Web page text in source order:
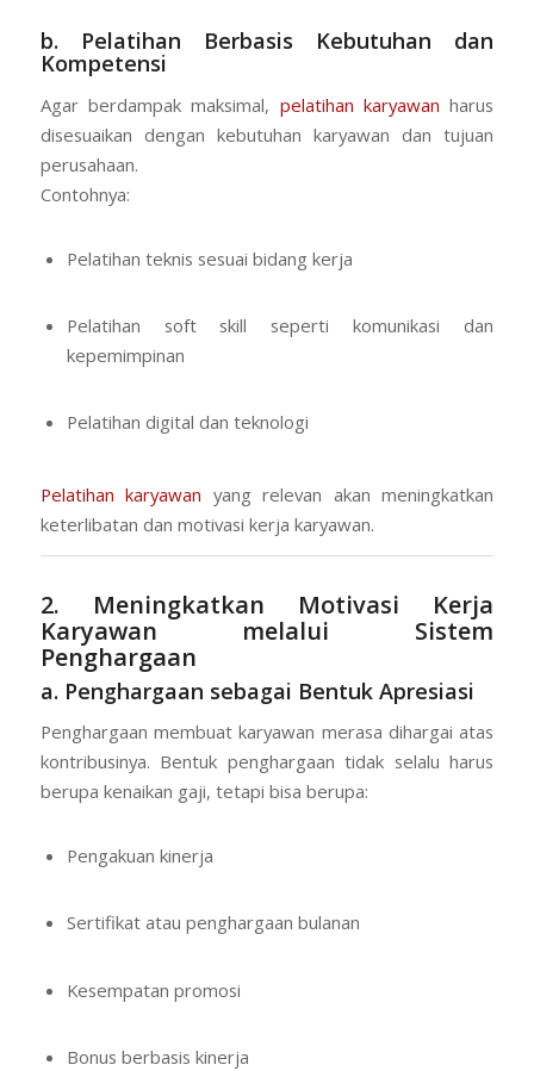
b. Pelatihan Berbasis Kebutuhan dan
Kompetensi
Agar berdampak maksimal, pelatihan karyawan harus
disesuaikan dengan kebutuhan karyawan dan tujuan
perusahaan.
Contohnya:
Pelatihan teknis sesuai bidang kerja
Pelatihan soft skill seperti komunikasi dan
kepemimpinan
Pelatihan digital dan teknologi
Pelatihan karyawan yang relevan akan meningkatkan
keterlibatan dan motivasi kerja karyawan.
2. Meningkatkan Motivasi Kerja
Karyawan melalui Sistem
Penghargaan
a. Penghargaan sebagai Bentuk Apresiasi
Penghargaan membuat karyawan merasa dihargai atas
kontribusinya. Bentuk penghargaan tidak selalu harus
berupa kenaikan gaji, tetapi bisa berupa:
Pengakuan kinerja
Sertifikat atau penghargaan bulanan
Kesempatan promosi
Bonus berbasis kinerja